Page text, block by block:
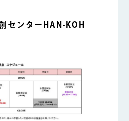
センターHAN-KOH